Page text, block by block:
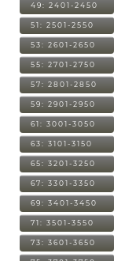
49: 2401-2450
51: 2501-2550
53: 2601-2650
55: 2701-2750
57: 2801-2850
59: 2901-2950
61: 3001-3050
63: 3101-3150
65: 3201-3250
67: 3301-3350
69: 3401-3450
71: 3501-3550
73: 3601-3650